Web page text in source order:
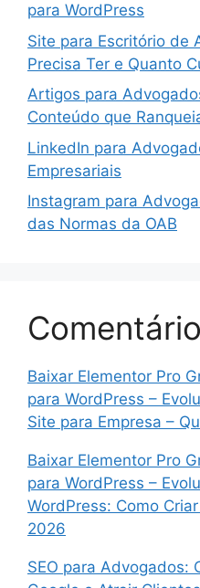
para WordPress
Site para Escritório de
Precisa Ter e Quanto
Artigos para
Conteúdo que
LinkedIn para
Empresariais
Instagram para
das Normas da OAB
Baixar Elementor Pro
para WordPress –
Site para Empresa –
Baixar Elementor Pro
para WordPress –
WordPress: Como
2026
SEO para Advogados: